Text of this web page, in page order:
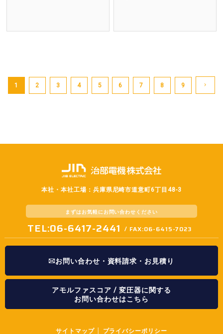
1 2 3 4 5 6 7 8 9
本社・本社工場：兵庫県尼崎市道意町6丁目48-3
まずはお気軽にお問い合わせください
TEL:06-6417-2441 / FAX:06-6415-7023
お問い合わせ・資料請求・お見積り
アモルファスコア / 変圧器に関する
お問い合わせはこちら
サイトマップ│ プライバシーポリシー